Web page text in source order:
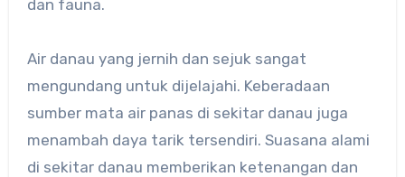
dan fauna.
Air danau yang jernih dan sejuk sangat
mengundang untuk dijelajahi. Keberadaan
sumber mata air panas di sekitar danau juga
menambah daya tarik tersendiri. Suasana alami
di sekitar danau memberikan ketenangan dan